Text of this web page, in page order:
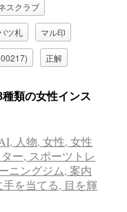
スクラブ
ツ札 マル印
正解
類の女性インス